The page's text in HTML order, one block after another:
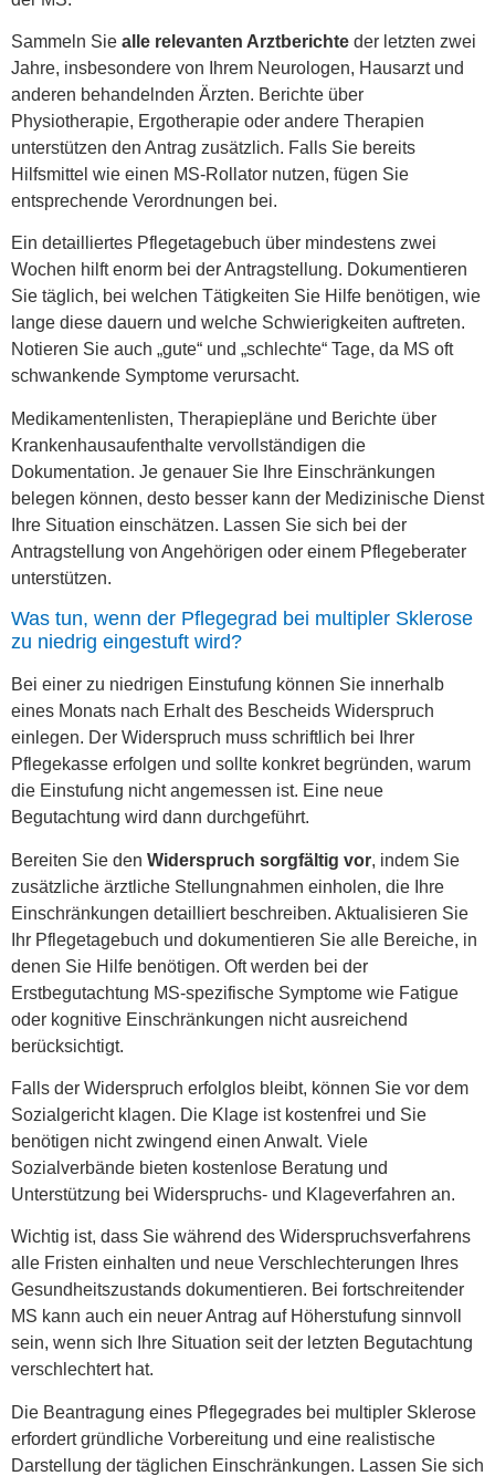
Sammeln Sie alle relevanten Arztberichte der letzten zwei
Jahre, insbesondere von Ihrem Neurologen, Hausarzt und
anderen behandelnden Ärzten. Berichte über
Physiotherapie, Ergotherapie oder andere Therapien
unterstützen den Antrag zusätzlich. Falls Sie bereits
Hilfsmittel wie einen MS-Rollator nutzen, fügen Sie
entsprechende Verordnungen bei.
Ein detailliertes Pflegetagebuch über mindestens zwei
Wochen hilft enorm bei der Antragstellung. Dokumentieren
Sie täglich, bei welchen Tätigkeiten Sie Hilfe benötigen, wie
lange diese dauern und welche Schwierigkeiten auftreten.
Notieren Sie auch „gute“ und „schlechte“ Tage, da MS oft
schwankende Symptome verursacht.
Medikamentenlisten, Therapiepläne und Berichte über
Krankenhausaufenthalte vervollständigen die
Dokumentation. Je genauer Sie Ihre Einschränkungen
belegen können, desto besser kann der Medizinische Dienst
Ihre Situation einschätzen. Lassen Sie sich bei der
Antragstellung von Angehörigen oder einem Pflegeberater
unterstützen.
Was tun, wenn der Pflegegrad bei multipler Sklerose
zu niedrig eingestuft wird?
Bei einer zu niedrigen Einstufung können Sie innerhalb
eines Monats nach Erhalt des Bescheids Widerspruch
einlegen. Der Widerspruch muss schriftlich bei Ihrer
Pflegekasse erfolgen und sollte konkret begründen, warum
die Einstufung nicht angemessen ist. Eine neue
Begutachtung wird dann durchgeführt.
Bereiten Sie den Widerspruch sorgfältig vor, indem Sie
zusätzliche ärztliche Stellungnahmen einholen, die Ihre
Einschränkungen detailliert beschreiben. Aktualisieren Sie
Ihr Pflegetagebuch und dokumentieren Sie alle Bereiche, in
denen Sie Hilfe benötigen. Oft werden bei der
Erstbegutachtung MS-spezifische Symptome wie Fatigue
oder kognitive Einschränkungen nicht ausreichend
berücksichtigt.
Falls der Widerspruch erfolglos bleibt, können Sie vor dem
Sozialgericht klagen. Die Klage ist kostenfrei und Sie
benötigen nicht zwingend einen Anwalt. Viele
Sozialverbände bieten kostenlose Beratung und
Unterstützung bei Widerspruchs- und Klageverfahren an.
Wichtig ist, dass Sie während des Widerspruchsverfahrens
alle Fristen einhalten und neue Verschlechterungen Ihres
Gesundheitszustands dokumentieren. Bei fortschreitender
MS kann auch ein neuer Antrag auf Höherstufung sinnvoll
sein, wenn sich Ihre Situation seit der letzten Begutachtung
verschlechtert hat.
Die Beantragung eines Pflegegrades bei multipler Sklerose
erfordert gründliche Vorbereitung und eine realistische
Darstellung der täglichen Einschränkungen. Lassen Sie sich